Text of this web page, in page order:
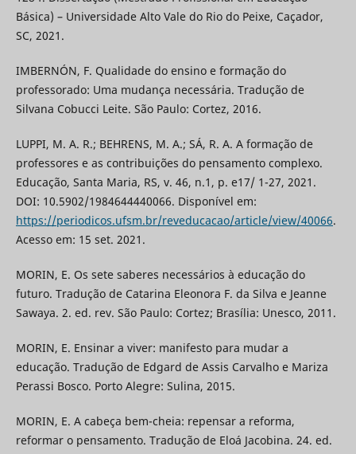
Básica) – Universidade Alto Vale do Rio do Peixe, Caçador,
SC, 2021.
IMBERNÓN, F. Qualidade do ensino e formação do
professorado: Uma mudança necessária. Tradução de
Silvana Cobucci Leite. São Paulo: Cortez, 2016.
LUPPI, M. A. R.; BEHRENS, M. A.; SÁ, R. A. A formação de
professores e as contribuições do pensamento complexo.
Educação, Santa Maria, RS, v. 46, n.1, p. e17/ 1-27, 2021.
DOI: 10.5902/1984644440066. Disponível em:
https://periodicos.ufsm.br/reveducacao/article/view/40066.
Acesso em: 15 set. 2021.
MORIN, E. Os sete saberes necessários à educação do
futuro. Tradução de Catarina Eleonora F. da Silva e Jeanne
Sawaya. 2. ed. rev. São Paulo: Cortez; Brasília: Unesco, 2011.
MORIN, E. Ensinar a viver: manifesto para mudar a
educação. Tradução de Edgard de Assis Carvalho e Mariza
Perassi Bosco. Porto Alegre: Sulina, 2015.
MORIN, E. A cabeça bem-cheia: repensar a reforma,
reformar o pensamento. Tradução de Eloá Jacobina. 24. ed.